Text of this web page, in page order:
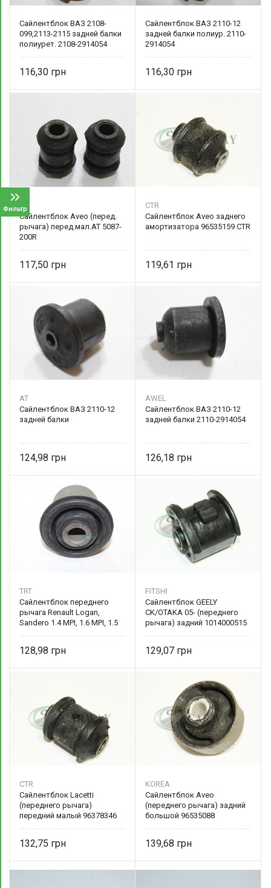
Фильтр
Сайлентблок ВАЗ 2108-
099,2113-2115 задней балки
полиурет. 2108-2914054
116,30
Сайлентблок ВАЗ 2110-12
задней балки полиур. 2110-
2914054
116,30
AT
Сайлентблок Aveo (перед.
рычага) перед.мал.AT 5087-
200R
117,50
CTR
Сайлентблок Aveo заднего
амортизатора 96535159 CTR
119,61
AT
Сайлентблок ВАЗ 2110-12
задней балки
124,98
AWEL
Сайлентблок ВАЗ 2110-12
задней балки 2110-2914054
126,18
TRT
Сайлентблок переднего
рычага Renault Logan,
Sandero 1.4 MPI, 1.6 MPI, 1.5
128,98
FITSHI
Сайлентблок GEELY
CK/OTAKA 05- (переднего
рычага) задний 1014000515
129,07
CTR
Сайлентблок Lacetti
(переднего рычага)
передний малый 96378346
132,75
KOREA
Сайлентблок Aveo
(переднего рычага) задний
большой 96535088
139,68